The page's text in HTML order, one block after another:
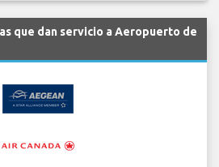
que dan servicio a Aeropuerto de